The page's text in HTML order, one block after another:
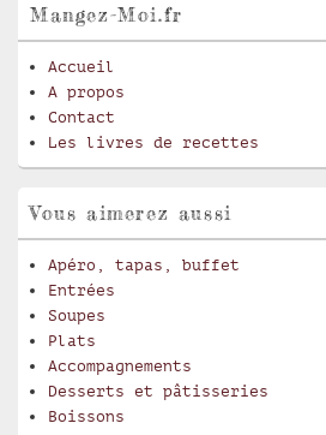
Mangez-Moi.fr
Accueil
A propos
Contact
Les livres de recettes
Vous aimerez aussi
Apéro, tapas, buffet
Entrées
Soupes
Plats
Accompagnements
Desserts et pâtisseries
Boissons